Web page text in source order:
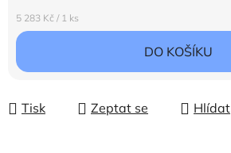
Měrná cena:
5 283 Kč / 1 ks
DO KOŠÍKU
Tisk Zeptat se Hlídat